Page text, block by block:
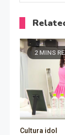
2 MINS
Cultura idol